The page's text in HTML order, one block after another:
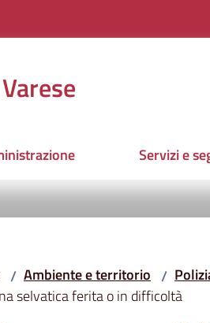
Servizi e
/ Ambiente e territorio /
selvatica ferita o in difficoltà